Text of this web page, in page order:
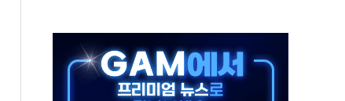
놀랍지 않아"